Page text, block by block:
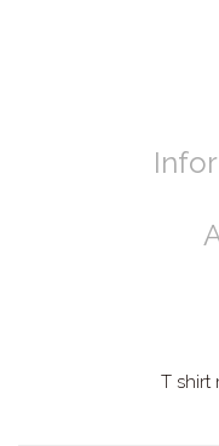
T shirt